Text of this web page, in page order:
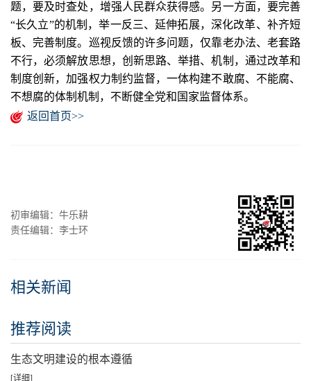
题，要及时查处，增强人民群众获得感。另一方面，要完善
“长久立”的机制，举一反三、延伸拓展，深化改革、补齐短
板、完善制度。巡视反馈的许多问题，仅靠老办法、老套路
不行，必须解放思想，创新思路、举措、机制，通过改革和
制度创新，加强权力制约监督，一体构建不敢腐、不能腐、
不想腐的体制机制，不断健全党和国家监督体系。
返回首页>>
初审编辑：牛乐耕
责任编辑：李士环
相关新闻
推荐阅读
生态文明建设的根本遵循
[详细]